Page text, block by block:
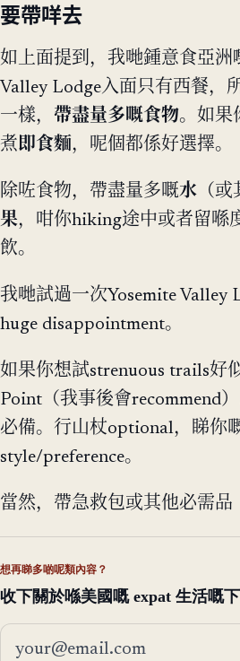
要帶咩去
如上面提到，我哋鍾意食亞洲
Valley Lodge入面只有西餐，
一樣， 帶盡量多嘅食物。如果
煮即食麵 ，呢個都係好選擇。
除咗食物，帶盡量多嘅水 （
果，咁你hiking途中或者留喺
飲。
我哋試過一次Yosemite Valley
huge disappointment。
如果你想試strenuous trails好
Point（我事後會recommend）
必備。行山杖optional，睇你
style/preference。
當然，帶急救包或其他必需品
想再睇多啲呢類內容？
收下關於喺美國嘅 expat 生活嘅下
電郵地址